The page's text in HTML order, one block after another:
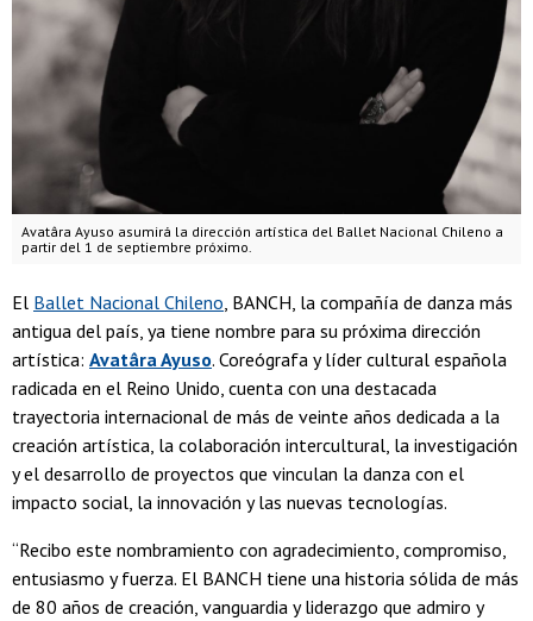
Avatâra Ayuso asumirá la dirección artística del Ballet Nacional Chileno a
partir del 1 de septiembre próximo.
El Ballet Nacional Chileno, BANCH, la compañía de danza más
antigua del país, ya tiene nombre para su próxima dirección
artística: Avatâra Ayuso. Coreógrafa y líder cultural española
radicada en el Reino Unido, cuenta con una destacada
trayectoria internacional de más de veinte años dedicada a la
creación artística, la colaboración intercultural, la investigación
y el desarrollo de proyectos que vinculan la danza con el
impacto social, la innovación y las nuevas tecnologías.
“Recibo este nombramiento con agradecimiento, compromiso,
entusiasmo y fuerza. El BANCH tiene una historia sólida de más
de 80 años de creación, vanguardia y liderazgo que admiro y